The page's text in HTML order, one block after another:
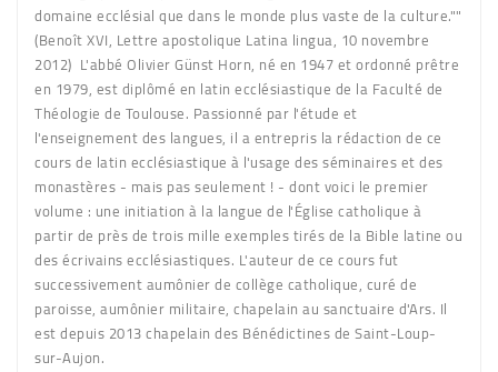
domaine ecclésial que dans le monde plus vaste de la culture.""
(Benoît XVI, Lettre apostolique Latina lingua, 10 novembre
2012) L'abbé Olivier Günst Horn, né en 1947 et ordonné prêtre
en 1979, est diplômé en latin ecclésiastique de la Faculté de
Théologie de Toulouse. Passionné par l'étude et
l'enseignement des langues, il a entrepris la rédaction de ce
cours de latin ecclésiastique à l'usage des séminaires et des
monastères - mais pas seulement ! - dont voici le premier
volume : une initiation à la langue de l'Église catholique à
partir de près de trois mille exemples tirés de la Bible latine ou
des écrivains ecclésiastiques. L'auteur de ce cours fut
successivement aumônier de collège catholique, curé de
paroisse, aumônier militaire, chapelain au sanctuaire d'Ars. Il
est depuis 2013 chapelain des Bénédictines de Saint-Loup-
sur-Aujon.